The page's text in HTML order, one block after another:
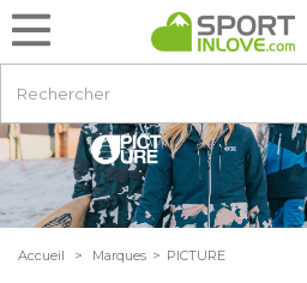
Accueil > Marques > PICTURE